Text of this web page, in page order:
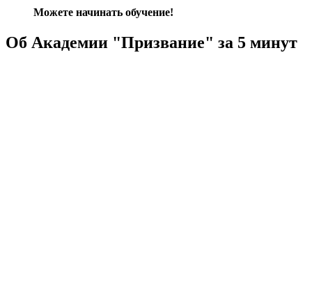
Можете начинать обучение!
Об Академии "Призвание" за 5 минут